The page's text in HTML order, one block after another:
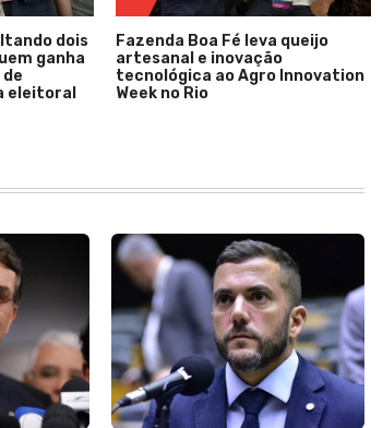
dois
ganha
eleitoral
Fazenda Boa Fé leva queijo
artesanal e inovação
tecnológica ao Agro Innovation
Week no Rio